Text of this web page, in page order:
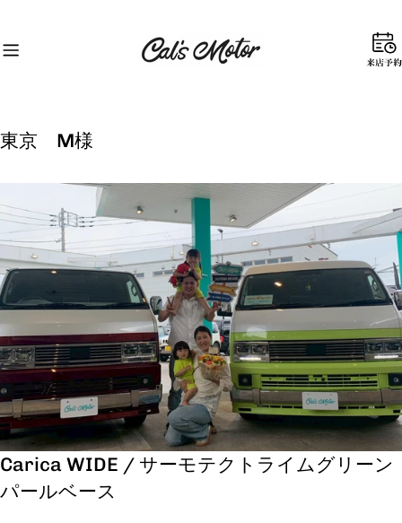
テ
ス
プ
来
東京 M様
Carica WIDE / サーモテクトライムグリーン
パールベース